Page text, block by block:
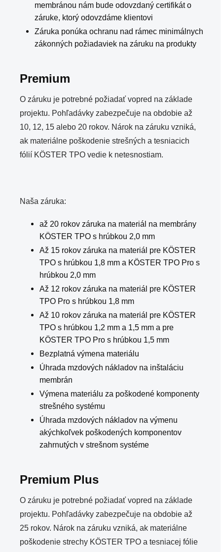
membránou nám bude odovzdaný certifikát o
záruke, ktorý odovzdáme klientovi
Záruka ponúka ochranu nad rámec minimálnych
zákonných požiadaviek na záruku na produkty
Premium
O záruku je potrebné požiadať vopred na základe
projektu. Pohľadávky zabezpečuje na obdobie až
10, 12, 15 alebo 20 rokov. Nárok na záruku vzniká,
ak materiálne poškodenie strešných a tesniacich
fólií KÖSTER TPO vedie k netesnostiam.
Naša záruka:
až 20 rokov záruka na materiál na membrány
KÖSTER TPO s hrúbkou 2,0 mm
Až 15 rokov záruka na materiál pre KÖSTER
TPO s hrúbkou 1,8 mm a KÖSTER TPO Pro s
hrúbkou 2,0 mm
Až 12 rokov záruka na materiál pre KÖSTER
TPO Pro s hrúbkou 1,8 mm
Až 10 rokov záruka na materiál pre KÖSTER
TPO s hrúbkou 1,2 mm a 1,5 mm a pre
KÖSTER TPO Pro s hrúbkou 1,5 mm
Bezplatná výmena materiálu
Úhrada mzdových nákladov na inštaláciu
membrán
Výmena materiálu za poškodené komponenty
strešného systému
Úhrada mzdových nákladov na výmenu
akýchkoľvek poškodených komponentov
zahrnutých v strešnom systéme
Premium Plus
O záruku je potrebné požiadať vopred na základe
projektu. Pohľadávky zabezpečuje na obdobie až
25 rokov. Nárok na záruku vzniká, ak materiálne
poškodenie strechy KÖSTER TPO a tesniacej fólie